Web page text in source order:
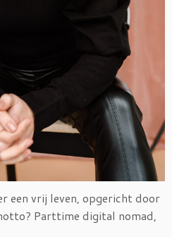
een vrij leven, opgericht door
Parttime digital nomad,